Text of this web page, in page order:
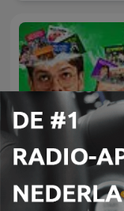
Beter Goed